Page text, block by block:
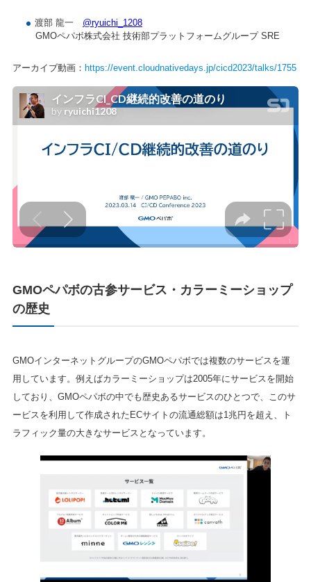
渡部 龍一 @ryuichi_1208
GMOペパボ株式会社 技術部プラットフォームグループ SRE
アーカイブ動画： https://event.cloudnativedays.jp/cicd2023/talks/1755
GMOペパボの古参サービス・カラーミーショップ
の歴史
GMOインターネットグループのGMOペパボでは複数のサービスを運
用しています。例えばカラーミーショップは2005年にサービスを開始
しており、GMOペパボの中でも歴史あるサービスのひとつで、このサ
ービスを利用して作成されたECサイトの流通総額は1兆円を超え、ト
ラフィック量の大きなサービスとなっています。